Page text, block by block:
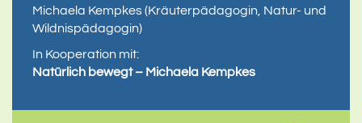
Michaela Kempkes (Kräuterpädagogin, Natur- und
Wildnispädagogin)
In Kooperation mit:
Natürlich bewegt – Michaela Kempkes